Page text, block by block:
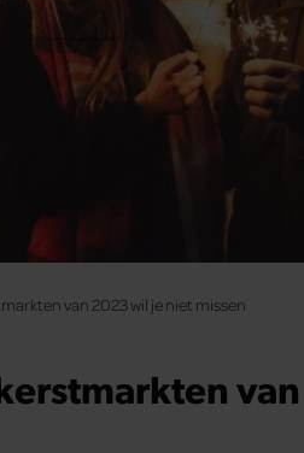
van 2023 wil je niet missen